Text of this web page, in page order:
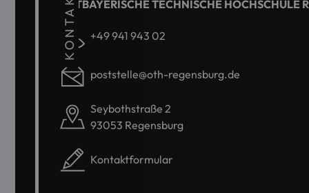
KONTAKT
OSTBAYERISCHE TECHNISCHE HOCHSCHULE
+49 941 943 02
poststelle@oth-regensburg.de
Seybothstraße 2
93053 Regensburg
Kontaktformular